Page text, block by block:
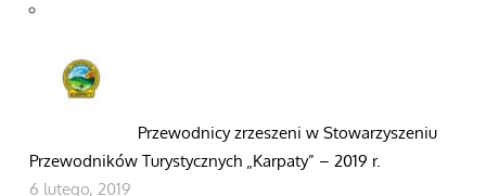
Przewodnicy zrzeszeni w Stowarzyszeniu
Przewodników Turystycznych „Karpaty” – 2019 r.
6 lutego, 2019